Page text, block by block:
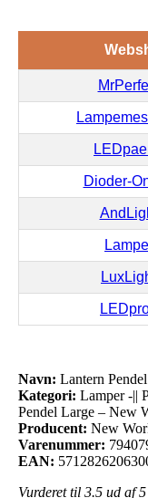
Dioder-
Navn: Lantern
Kategori: Lamper -||
Pendel Large – New
Producent: New
Varenummer:
EAN:
Vurderet til 3.5 ud af